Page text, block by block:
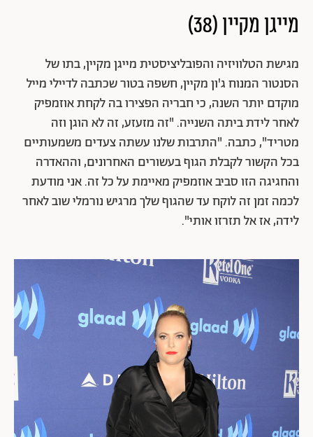
מייגן מקיין (38)
מגישת הטלוויזיה והפובליציסטית מייגן מקיין, בתו של
הסנטור המנוח ג'ון מקיין, חשפה בטור שכתבה לדיילי מייל
מוקדם יותר השנה, כי חבריה הפצירו בה לקחת אוזמפיק
לאחר לידת ביתה השנייה. "זה מזעזע, זה לא הוגן וזה
מטריד", כתבה. "התרבות שלנו עשתה צעדים משמעותיים
בכל הקשור לקבלת הגוף בעשורים האחרונים, וההאדרה
והחגיגה הזו סביב אוזמפיק מאיימת על כל זה. אני מודעת
לכמה זמן זה לוקח עד שהגוף שלך מרגיש נורמלי שוב לאחר
לידה, אז אל תזרזו אותי".